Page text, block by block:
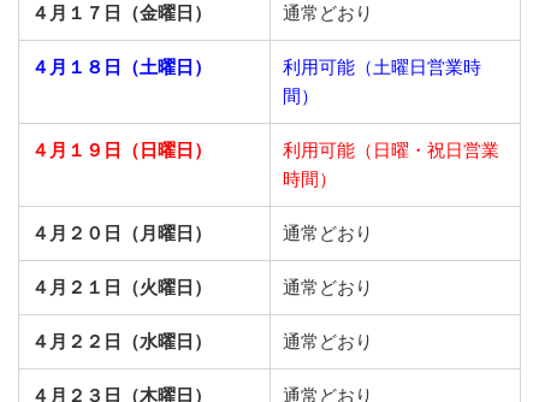
４月１７日（金曜日） 通常どおり
４月１８日（土曜日）
利用可能（土曜日営業時
間）
４月１９日（日曜日）
利用可能（日曜・祝日営業
時間）
４月２０日（月曜日） 通常どおり
４月２１日（火曜日） 通常どおり
４月２２日（水曜日） 通常どおり
４月２３日（木曜日） 通常どおり